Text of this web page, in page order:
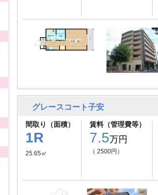
グレースコート子安
間取り（面積）
1R
25.65㎡
賃料（管理費等）
7.5万円
（ 2500円）